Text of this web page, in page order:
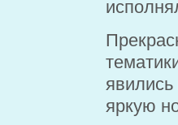
яркую